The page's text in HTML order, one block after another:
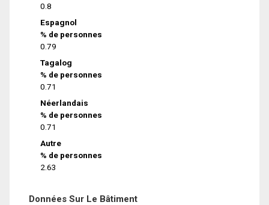
0.8
Espagnol
% de personnes
0.79
Tagalog
% de personnes
0.71
Néerlandais
% de personnes
0.71
Autre
% de personnes
2.63
Données Sur Le Bâtiment